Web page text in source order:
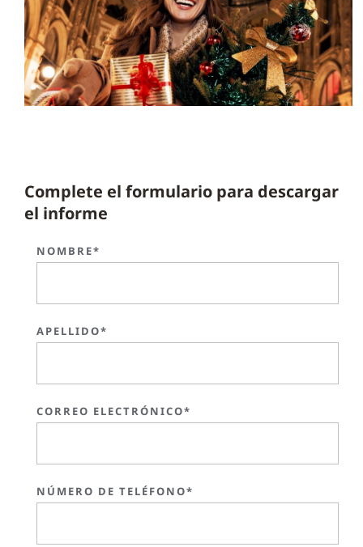
Complete el formulario para descargar
el informe
NOMBRE*
APELLIDO*
CORREO ELECTRÓNICO*
NÚMERO DE TELÉFONO*